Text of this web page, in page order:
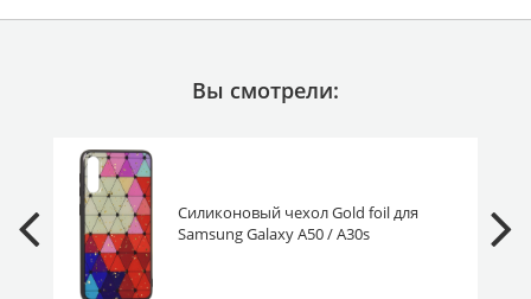
Вы смотрели:
Силиконовый чехол Gold foil для
Samsung Galaxy A50 / A30s